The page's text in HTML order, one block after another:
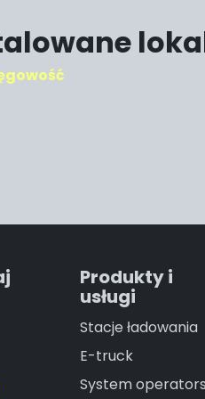
Produkty i
usługi
Stacje ładowania
E-truck
System